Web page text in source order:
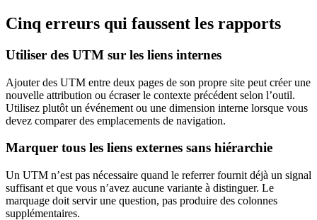
Cinq erreurs qui faussent les rapports
Utiliser des UTM sur les liens internes
Ajouter des UTM entre deux pages de son propre site peut créer une
nouvelle attribution ou écraser le contexte précédent selon l’outil.
Utilisez plutôt un événement ou une dimension interne lorsque vous
devez comparer des emplacements de navigation.
Marquer tous les liens externes sans hiérarchie
Un UTM n’est pas nécessaire quand le referrer fournit déjà un signal
suffisant et que vous n’avez aucune variante à distinguer. Le
marquage doit servir une question, pas produire des colonnes
supplémentaires.